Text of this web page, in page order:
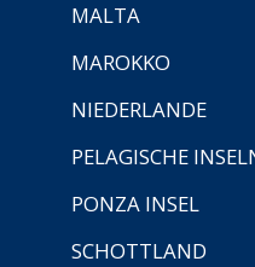
MALTA
MAROKKO
NIEDERLANDE
PELAGISCHE
PONZA INSEL
SCHOTTLAND